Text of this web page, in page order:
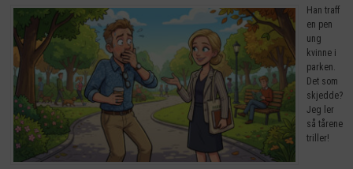
Han traff
en pen
ung
kvinne i
parken.
Det som
skjedde?
Jeg ler
så tårene
triller!